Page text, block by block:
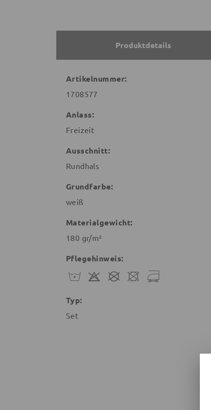
Produktdetails
Artikelnummer:
1708577
Anlass:
Freizeit
Ausschnitt:
Rundhals
Grundfarbe:
weiß
Materialgewicht:
180 gr/m²
Pflegehinweis:
Typ:
Set